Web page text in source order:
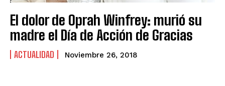
El dolor de Oprah Winfrey: murió su
madre el Día de Acción de Gracias
ACTUALIDAD Noviembre 26, 2018